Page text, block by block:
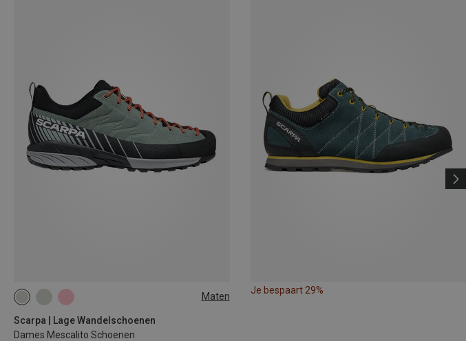
Maten
Scarpa | Lage Wandelschoenen
Dames Mescalito Schoenen
Je bespaart 29%